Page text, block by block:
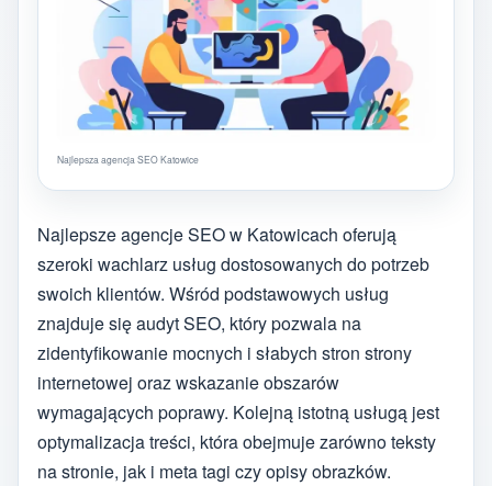
Najlepsza agencja SEO Katowice
Najlepsze agencje SEO w Katowicach oferują
szeroki wachlarz usług dostosowanych do potrzeb
swoich klientów. Wśród podstawowych usług
znajduje się audyt SEO, który pozwala na
zidentyfikowanie mocnych i słabych stron strony
internetowej oraz wskazanie obszarów
wymagających poprawy. Kolejną istotną usługą jest
optymalizacja treści, która obejmuje zarówno teksty
na stronie, jak i meta tagi czy opisy obrazków.